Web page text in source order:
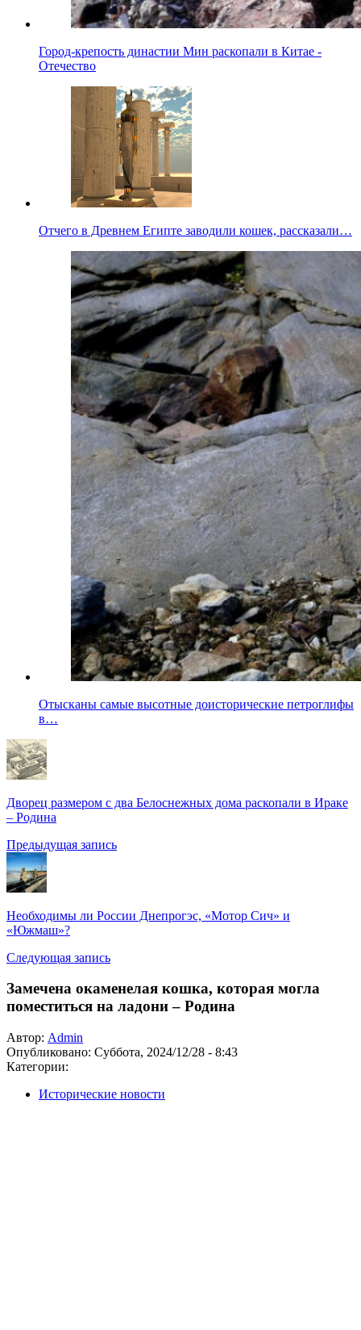
Город-крепость династии Мин раскопали в Китае -
Отечество
Отчего в Древнем Египте заводили кошек, рассказали…
Отысканы самые высотные доисторические петроглифы
в…
Дворец размером с два Белоснежных дома раскопали в Ираке
– Родина
Предыдущая запись
Необходимы ли России Днепрогэс, «Мотор Сич» и
«Южмаш»?
Следующая запись
Замечена окаменелая кошка, которая могла
поместиться на ладони – Родина
Автор: Admin
Опубликовано: Суббота, 2024/12/28 - 8:43
Категории:
Исторические новости